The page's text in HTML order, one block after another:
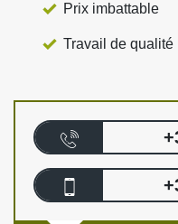
Prix imbattable
Travail de qualité